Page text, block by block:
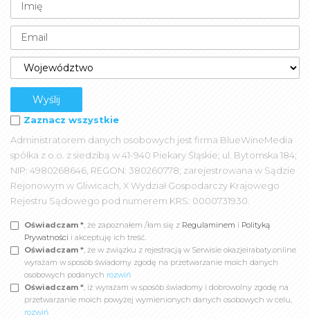
Zaznacz wszystkie
Administratorem danych osobowych jest firma BlueWineMedia
spółka z o.o. z siedzibą w 41-940 Piekary Śląskie; ul. Bytomska 184;
NIP: 4980268646, REGON: 380260778; zarejestrowana w Sądzie
Rejonowym w Gliwicach, X Wydział Gospodarczy Krajowego
Rejestru Sądowego pod numerem KRS: 0000731930.
Oświadczam *, że zapoznałem /łam się z Regulaminem i Polityką
Prywatności i akceptuję ich treść.
Oświadczam *, że w związku z rejestracją w Serwisie okazjeirabaty.online
wyrażam w sposób świadomy zgodę na przetwarzanie moich danych
osobowych podanych rozwiń
Oświadczam *, iż wyrażam w sposób świadomy i dobrowolny zgodę na
przetwarzanie moich powyżej wymienionych danych osobowych w celu,
rozwiń